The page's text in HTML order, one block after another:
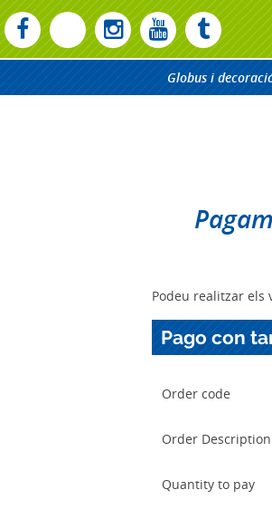
Globus i
Podeu realitzar els
Pago con
Order code
Order Description
Quantity to pay